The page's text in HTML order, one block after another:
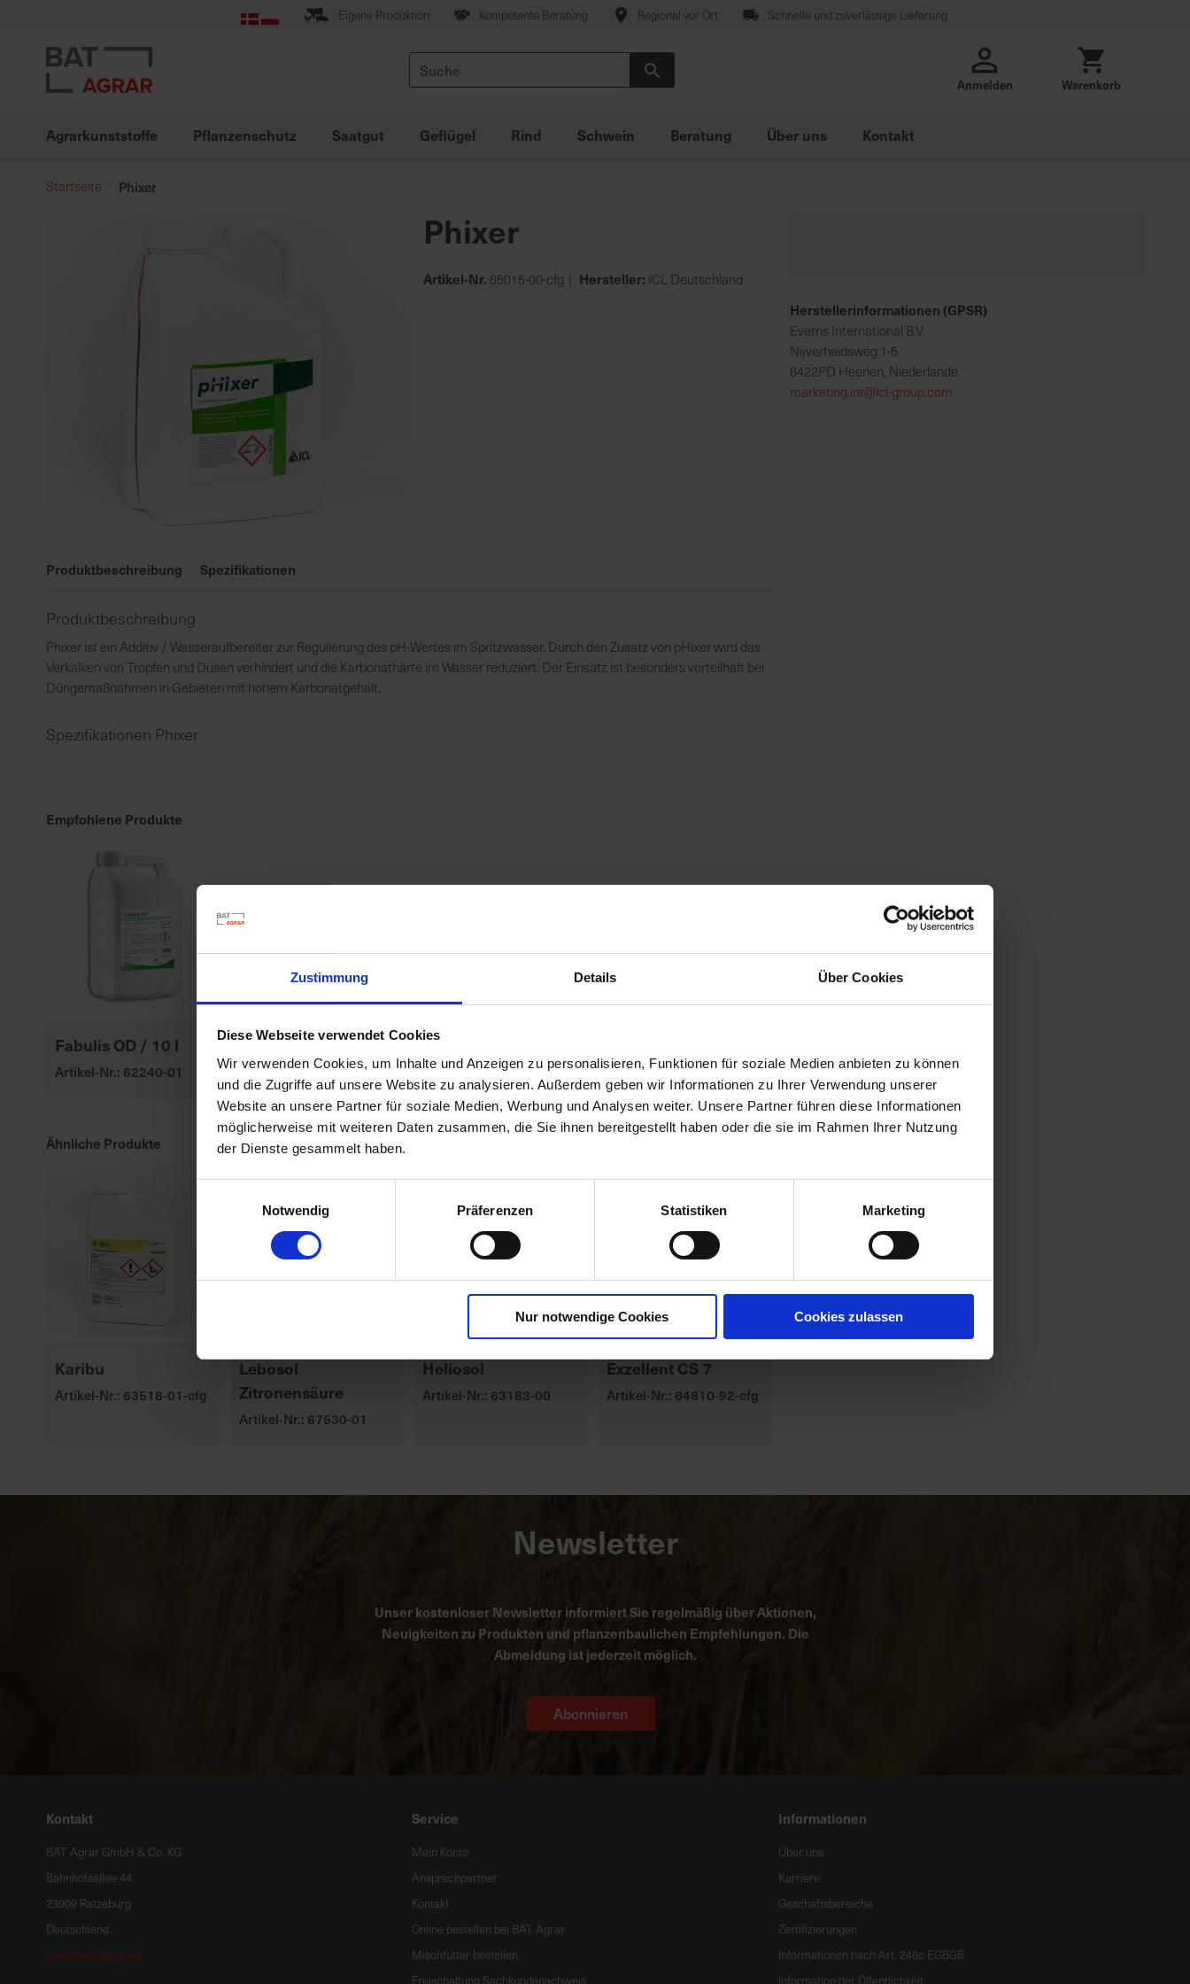
Zustimmung Details Über Cookies
Diese Webseite verwendet Cookies
Wir verwenden Cookies, um Inhalte und Anzeigen zu personalisieren, Funktionen für soziale Medien anbieten zu können
und die Zugriffe auf unsere Website zu analysieren. Außerdem geben wir Informationen zu Ihrer Verwendung unserer
Website an unsere Partner für soziale Medien, Werbung und Analysen weiter. Unsere Partner führen diese Informationen
möglicherweise mit weiteren Daten zusammen, die Sie ihnen bereitgestellt haben oder die sie im Rahmen Ihrer Nutzung
der Dienste gesammelt haben.
Notwendig
Präferenzen Statistiken Marketing
Nur notwendige Cookies Cookies zulassen
springen
Eigene Produktion Kompetente Beratung Regional vor Ort Schnelle und zuverlässige Lieferung
Suche
Anmelden Warenkorb
Agrarkunststoffe Pflanzenschutz Saatgut Geflügel Rind Schwein Beratung Über uns Kontakt
Startseite Phixer
der
springen
Phixer
Artikel-Nr. 65015-00-cfg Hersteller: ICL Deutschland
Produktbeschreibung Spezifikationen
Produktbeschreibung
Phixer ist ein Additiv / Wasseraufbereiter zur Regulierung des pH-Wertes im Spritzwasser. Durch den Zusatz von pHixer wird das
Verkalken von Tropfen und Düsen verhindert und die Karbonathärte im Wasser reduziert. Der Einsatz ist besonders vorteilhaft bei
Düngemaßnahmen in Gebieten mit hohem Karbonatgehalt.
Spezifikationen Phixer
Empfohlene Produkte
Fabulis OD / 10 l
Artikel-Nr.: 62240-01
Ähnliche Produkte
Karibu
Artikel-Nr.: 63518-01-cfg
Lebosol
Zitronensäure
Artikel-Nr.: 67530-01
Heliosol
Artikel-Nr.: 63183-00
Exzellent CS 7
Artikel-Nr.: 64810-92-cfg
Herstellerinformationen (GPSR)
Everris International B.V.
Nijverheidsweg 1-5
6422PD Heerlen, Niederlande
marketing.int@icl-group.com
Newsletter
Unser kostenloser Newsletter informiert Sie regelmäßig über Aktionen,
Neuigkeiten zu Produkten und pflanzenbaulichen Empfehlungen. Die
Abmeldung ist jederzeit möglich.
Abonnieren
Kontakt
BAT Agrar GmbH & Co. KG
Bahnhofsallee 44
23909 Ratzeburg
Deutschland
info@bat-agrar.de
Service
Mein Konto
Ansprechpartner
Kontakt
Online bestellen bei BAT Agrar
Mischfutter bestellen
Freischaltung Sachkundenachweis
Informationen
Über uns
Karriere
Geschäftsbereiche
Zertifizierungen
Informationen nach Art. 246c EGBGB
Information der Öffentlichkeit